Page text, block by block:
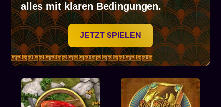
alles mit klaren Bedingungen.
JETZT SPIELEN